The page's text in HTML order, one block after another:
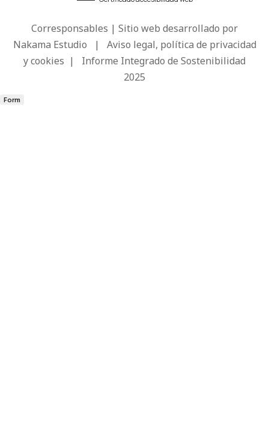
Corresponsables | Sitio web desarrollado por
Nakama Estudio | Aviso legal, política de privacidad
y cookies | Informe Integrado de Sostenibilidad
2025
Form